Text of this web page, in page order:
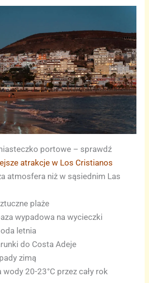
portowe – sprawdź
atrakcje w Los Cristianos
atmosfera niż w sąsiednim Las
plaże
wypadowa na wycieczki
letnia
do Costa Adeje
zimą
20-23°C przez cały rok